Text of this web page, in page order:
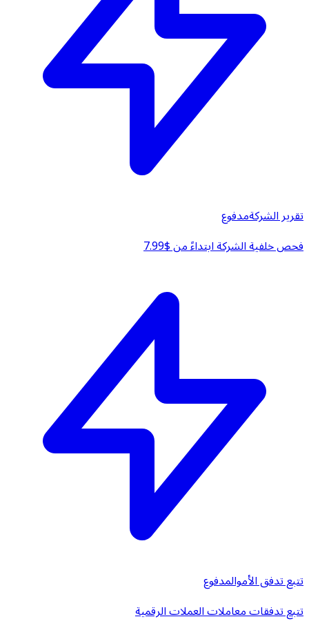
تقرير الشركةمدفوع
فحص خلفية الشركة ابتداءً من $7.99
تتبع تدفق الأموالمدفوع
تتبع تدفقات معاملات العملات الرقمية